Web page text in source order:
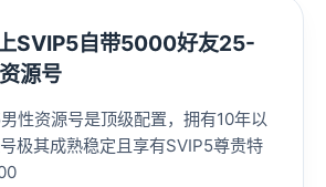
SVIP5自带5000好友25-
源号
性资源号是顶级配置，拥有10年以
极其成熟稳定且享有SVIP5尊贵特